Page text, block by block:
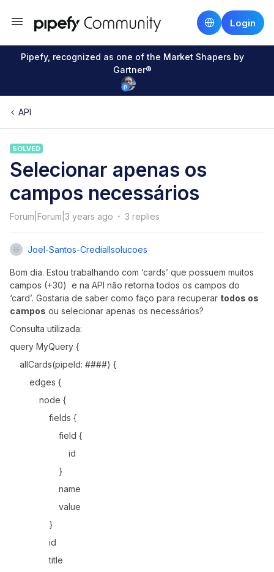
Login
Pipefy, recognized as one of the Market Shapers by
Gartner®
API
SOLVED
Selecionar apenas os
campos necessários
Forum|Forum|3 years ago 3 replies
Joel-Santos-Crediallsolucoes
Bom dia. Estou trabalhando com ‘cards’ que possuem muitos
campos (+30) e na API não retorna todos os campos do
‘card’. Gostaria de saber como faço para recuperar todos os
campos ou selecionar apenas os necessários?
Consulta utilizada:
query MyQuery {
allCards(pipeId: ####) {
edges {
node {
fields {
field {
id
}
name
value
}
id
title